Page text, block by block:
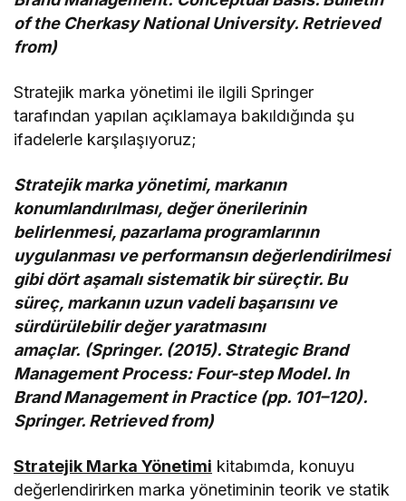
of the Cherkasy National University. Retrieved
from)
Stratejik marka yönetimi ile ilgili Springer
tarafından yapılan açıklamaya bakıldığında şu
ifadelerle karşılaşıyoruz;
Stratejik marka yönetimi, markanın
konumlandırılması, değer önerilerinin
belirlenmesi, pazarlama programlarının
uygulanması ve performansın değerlendirilmesi
gibi dört aşamalı sistematik bir süreçtir. Bu
süreç, markanın uzun vadeli başarısını ve
sürdürülebilir değer yaratmasını
amaçlar. (Springer. (2015). Strategic Brand
Management Process: Four-step Model. In
Brand Management in Practice (pp. 101–120).
Springer. Retrieved from)
Stratejik Marka Yönetimi kitabımda, konuyu
değerlendirirken marka yönetiminin teorik ve statik